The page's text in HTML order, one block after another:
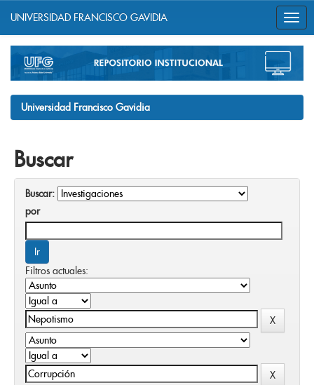
navigation
UNIVERSIDAD FRANCISCO GAVIDIA
Universidad Francisco Gavidia
Buscar
Buscar:
por
Filtros actuales: